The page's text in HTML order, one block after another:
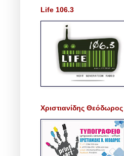
Life 106.3
Χριστιανίδης Θεόδωρος